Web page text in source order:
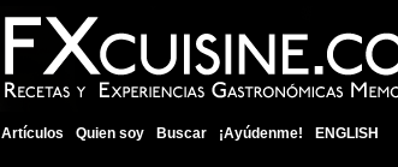
Artículos Quien soy Buscar ¡Ayúdenme! ENGLISH